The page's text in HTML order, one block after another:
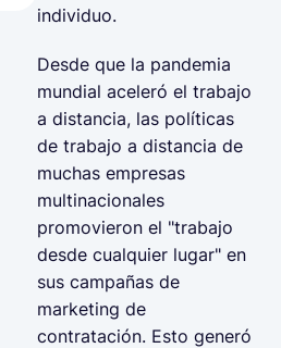
individuo.
Desde que la pandemia
mundial aceleró el trabajo
a distancia, las políticas
de trabajo a distancia de
muchas empresas
multinacionales
promovieron el "trabajo
desde cualquier lugar" en
sus campañas de
marketing de
contratación. Esto generó